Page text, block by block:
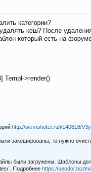
категории?
кеш? После
который есть на
Templ->render()
http://skrinshoter.ru/i/140818/
закешированы, то нужно
были загружены. Шаблоны
. Подробнееhttps://seodor.biz/